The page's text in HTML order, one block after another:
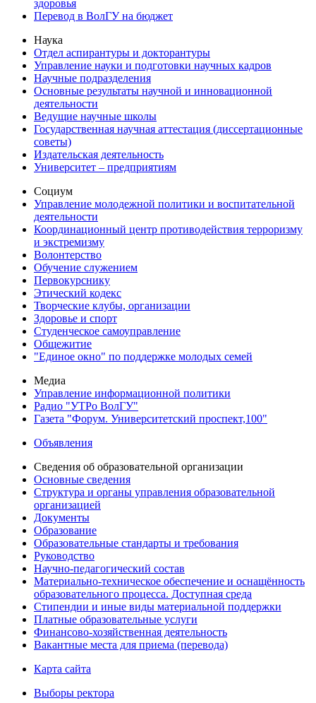
здоровья
Перевод в ВолГУ на бюджет
Наука
Отдел аспирантуры и докторантуры
Управление науки и подготовки научных кадров
Научные подразделения
Основные результаты научной и инновационной
деятельности
Ведущие научные школы
Государственная научная аттестация (диссертационные
советы)
Издательская деятельность
Университет – предприятиям
Социум
Управление молодежной политики и воспитательной
деятельности
Координационный центр противодействия терроризму
и экстремизму
Волонтерство
Обучение служением
Первокурснику
Этический кодекс
Творческие клубы, организации
Здоровье и спорт
Студенческое самоуправление
Общежитие
"Единое окно" по поддержке молодых семей
Медиа
Управление информационной политики
Радио "УТРо ВолГУ"
Газета "Форум. Университетский проспект,100"
Объявления
Сведения об образовательной организации
Основные сведения
Структура и органы управления образовательной
организацией
Документы
Образование
Образовательные стандарты и требования
Руководство
Научно-педагогический состав
Материально-техническое обеспечение и оснащённость
образовательного процесса. Доступная среда
Стипендии и иные виды материальной поддержки
Платные образовательные услуги
Финансово-хозяйственная деятельность
Вакантные места для приема (перевода)
Карта сайта
Выборы ректора